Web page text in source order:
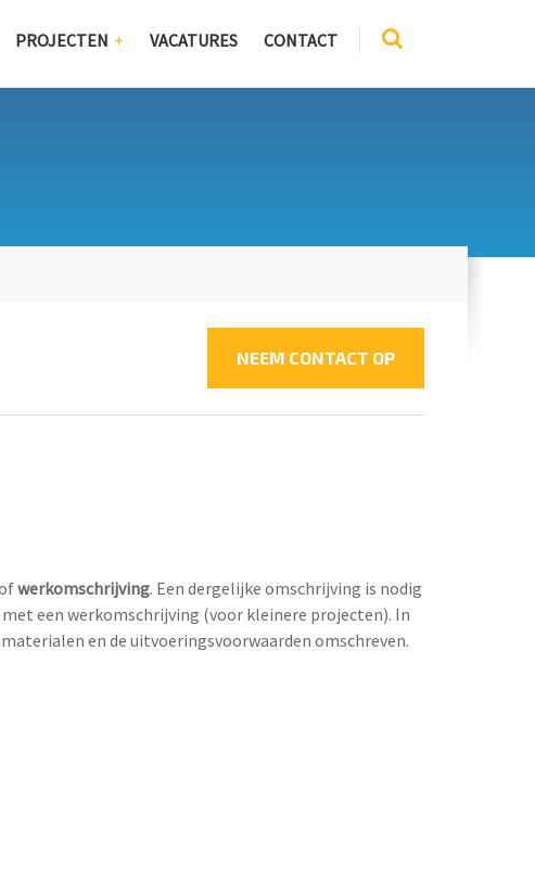
PROJECTEN VACATURES CONTACT
NEEM CONTACT OP
werkomschrijving. Een dergelijke omschrijving is nodig
een werkomschrijving (voor kleinere projecten). In
en de uitvoeringsvoorwaarden omschreven.